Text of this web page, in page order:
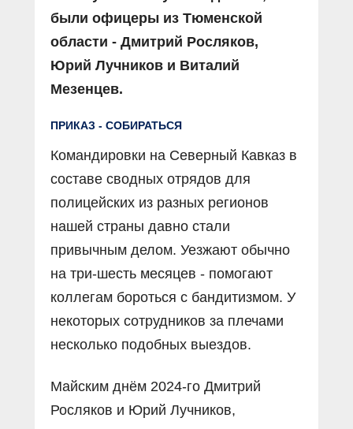
были офицеры из Тюменской
области - Дмитрий Росляков,
Юрий Лучников и Виталий
Мезенцев.
ПРИКАЗ - СОБИРАТЬСЯ
Командировки на Северный Кавказ в
составе сводных отрядов для
полицейских из разных регионов
нашей страны давно стали
привычным делом. Уезжают обычно
на три-шесть месяцев - помогают
коллегам бороться с бандитизмом. У
некоторых сотрудников за плечами
несколько подобных выездов.
Майским днём 2024-го Дмитрий
Росляков и Юрий Лучников,